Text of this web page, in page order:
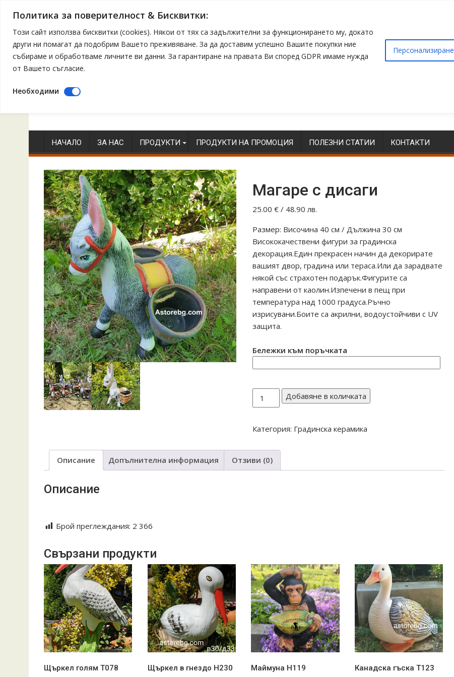
Политика за поверителност & Бисквитки:
Този сайт използва бисквитки (cookies). Някои от тях са задължителни за функционирането му, докато
други ни помагат да подобрим Вашето преживяване. За да доставим успешно Вашите покупки ние
събираме и обработваме личните ви данни. За гарантиране на правата Ви според GDPR имаме нужда
от Вашето съгласие.
Персонализиране
Необходими
to
contentНАЧАЛО ЗА НАС ПРОДУКТИ ПРОДУКТИ НА ПРОМОЦИЯ ПОЛЕЗНИ СТАТИИ КОНТАКТИ
Магаре с дисаги
25.00 €/ 48.90 лв.
Размер: Височина 40 см / Дължина 30 см
Висококачествени фигури за градинска
декорация.Един прекрасен начин да декорирате
вашият двор, градина или тераса.Или да зарадвате
някой със страхотен подарък.Фигурите са
направени от каолин.Изпечени в пещ при
температура над 1000 градуса.Ръчно
изрисувани.Боите са акрилни, водоустойчиви с UV
защита.
Бележки към поръчката
количество
за
с
Добавяне в количката
Категория: Градинска керамика
Описание Допълнителна информация Отзиви (0)
Описание
Брой преглеждания: 2 366
Свързани продукти
Щъркел голям T078
Щъркел в гнездо Н230
Маймуна Н119
Канадска гъска Т123